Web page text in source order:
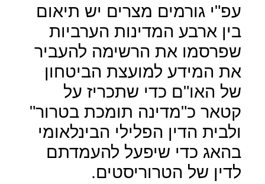
עפ"י גורמים מצרים יש תיאום
בין ארבע המדינות הערביות
שפרסמו את הרשימה להעביר
את המידע למועצת הביטחון
של האו"ם כדי שתכריז על
קטאר כ"מדינה תומכת בטרור"
ולבית הדין הפלילי הבינלאומי
בהאג כדי שיפעל להעמדתם
לדין של הטרוריסטים.